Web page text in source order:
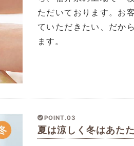
ただいております。お
ていただきたい、だか
ます。
POINT.03
夏は涼しく冬はあたた